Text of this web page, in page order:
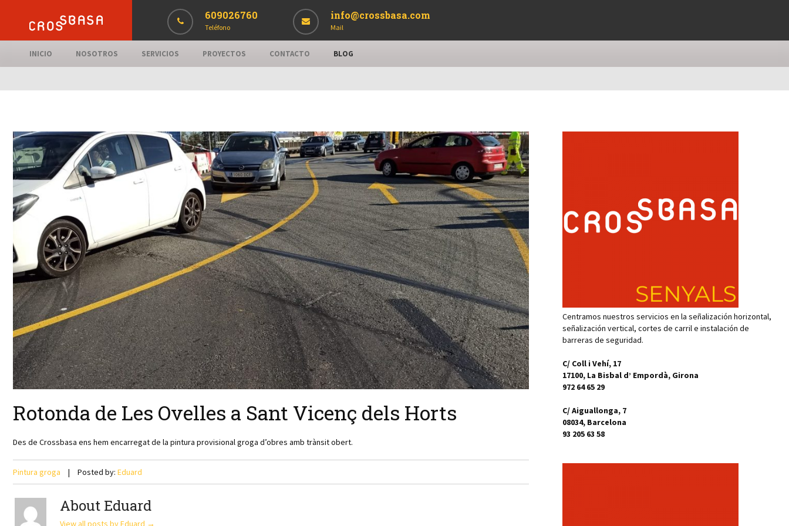
609026760
Teléfono
info@crossbasa.com
Mail
INICIO NOSOTROS SERVICIOS PROYECTOS CONTACTO BLOG
Rotonda de Les Ovelles a Sant Vicenç dels Horts
Des de Crossbasa ens hem encarregat de la pintura provisional groga d’obres amb trànsit obert.
Pintura groga Posted by: Eduard
About Eduard
View all posts by Eduard →
Centramos nuestros servicios en la señalización horizontal,
señalización vertical, cortes de carril e instalación de
barreras de seguridad.
C/ Coll i Vehí, 17
17100, La Bisbal d’ Empordà, Girona
972 64 65 29
C/ Aiguallonga, 7
08034, Barcelona
93 205 63 58